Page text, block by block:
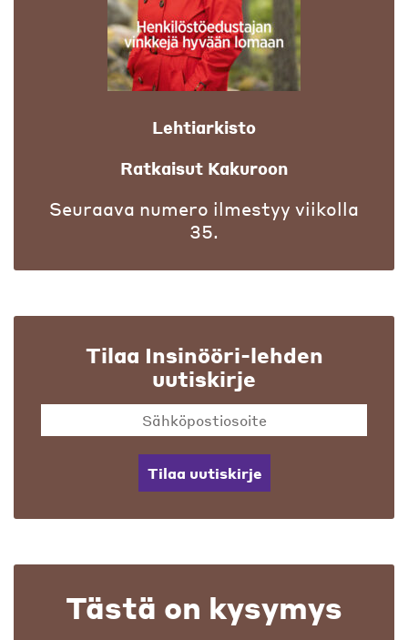
Lehtiarkisto
Ratkaisut Kakuroon
Seuraava numero ilmestyy viikolla
35.
Tilaa Insinööri-lehden
uutiskirje
Tilaa uutiskirje
Tästä on kysymys